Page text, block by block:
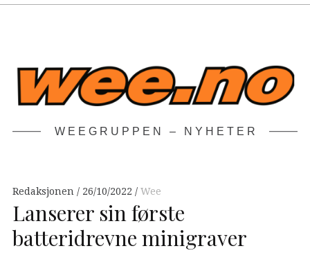
WEEGRUPPEN – NYHETER
Redaksjonen 26/10/2022 Wee
Lanserer sin første
batteridrevne minigraver